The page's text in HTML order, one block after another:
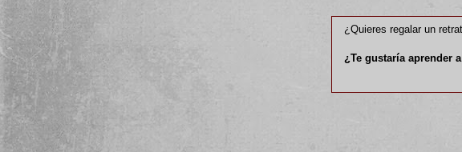
¿Quieres regalar un
¿Te gustaría aprender